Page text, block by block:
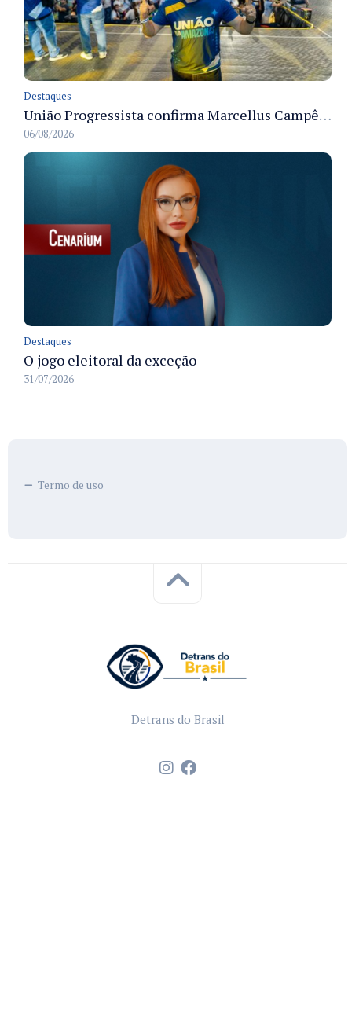
Destaques
União Progressista confirma Marcellus Campêlo como candidato a deputado estadual
06/08/2026
Destaques
O jogo eleitoral da exceção
31/07/2026
Termo de uso
Detrans do Brasil